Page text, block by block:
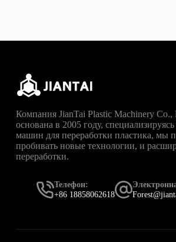
Компания JianTai Plastic Machinery Co.,
основана в 2005 году,
машин для переработки пластика, мы
пробивать новые технологии, и
переработки.
Телефон:
+86 18858062618